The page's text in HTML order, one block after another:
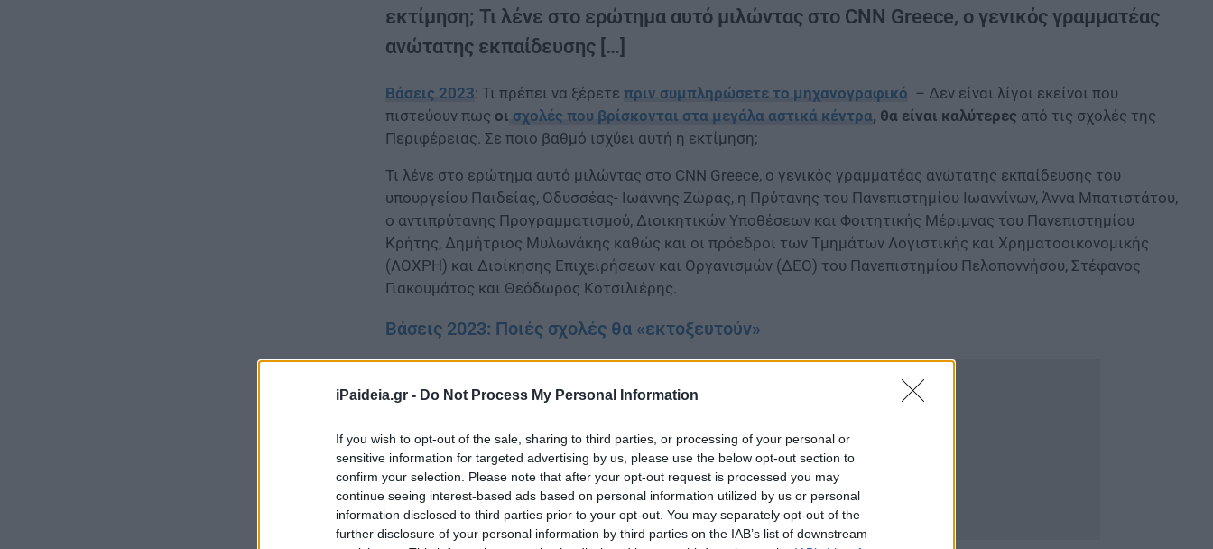
iPaideia.gr - Do Not Process My Personal Information
If you wish to opt-out of the sale, sharing to third parties, or processing of your personal or
sensitive information for targeted advertising by us, please use the below opt-out section to
confirm your selection. Please note that after your opt-out request is processed you may
continue seeing interest-based ads based on personal information utilized by us or personal
information disclosed to third parties prior to your opt-out. You may separately opt-out of the
further disclosure of your personal information by third parties on the IAB’s list of downstream
εκτίμηση; Τι λένε στο ερώτημα αυτό μιλώντας στο CNN Greece, ο γενικός γραμματέας
ανώτατης εκπαίδευσης […]
Βάσεις 2023: Τι πρέπει να ξέρετε πριν συμπληρώσετε το μηχανογραφικό – Δεν είναι λίγοι εκείνοι που
πιστεύουν πως οι σχολές που βρίσκονται στα μεγάλα αστικά κέντρα, θα είναι καλύτερες από τις σχολές της
Περιφέρειας. Σε ποιο βαθμό ισχύει αυτή η εκτίμηση;
Τι λένε στο ερώτημα αυτό μιλώντας στο CNN Greece, ο γενικός γραμματέας ανώτατης εκπαίδευσης του
υπουργείου Παιδείας, Οδυσσέας- Ιωάννης Ζώρας, η Πρύτανης του Πανεπιστημίου Ιωαννίνων, Άννα Μπατιστάτου,
ο αντιπρύτανης Προγραμματισμού, Διοικητικών Υποθέσεων και Φοιτητικής Μέριμνας του Πανεπιστημίου
Κρήτης, Δημήτριος Μυλωνάκης καθώς και οι πρόεδροι των Τμημάτων Λογιστικής και Χρηματοοικονομικής
(ΛΟΧΡΗ) και Διοίκησης Επιχειρήσεων και Οργανισμών (ΔΕΟ) του Πανεπιστημίου Πελοποννήσου, Στέφανος
Γιακουμάτος και Θεόδωρος Κοτσιλιέρης.
Βάσεις 2023: Ποιές σχολές θα «εκτοξευτούν»